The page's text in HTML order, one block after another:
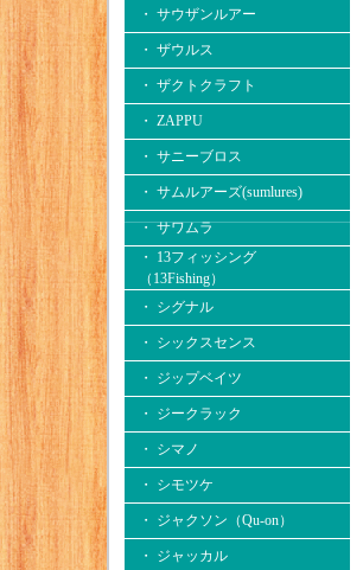
・ サウザンルアー
・ ザウルス
・ ザクトクラフト
・ ZAPPU
・ サニーブロス
・ サムルアーズ(sumlures)
・ サワムラ
・ 13フィッシング
（13Fishing）
・ シグナル
・ シックスセンス
・ ジップベイツ
・ ジークラック
・ シマノ
・ シモツケ
・ ジャクソン（Qu-on）
・ ジャッカル